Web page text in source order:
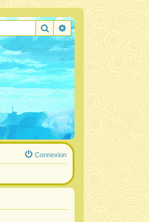
RechercherRecherche avancée
Connexion